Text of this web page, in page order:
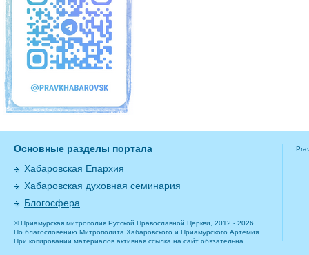
Основные разделы портала
Хабаровская Епархия
Хабаровская духовная семинария
Блогосфера
© Приамурская митрополия Русской Православной Церкви, 2012 - 2026
По благословению Митрополита Хабаровского и Приамурского Артемия.
При копировании материалов активная ссылка на сайт обязательна.